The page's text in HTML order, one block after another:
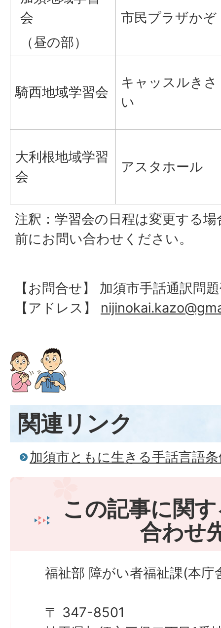
会
（昼の部）
市民プラザかぞ
騎西地域学習会
キャッスルきさ
い
大利根地域学習
会
アスタホール
注釈：学習会の日程は変更する
前にお問い合わせください。
【お問合せ】 加須市手話通訳問
【アドレス】
関連リンク
加須市ともに生きる手話言語
この記事に関
合わせ
福祉部 障がい者福祉課(本庁
〒 347-8501